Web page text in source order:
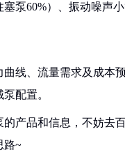
泵60%）、振动噪声
线、流量需求及成本
配置。
产品和信息，不妨去
路~